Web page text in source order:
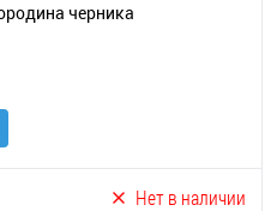
черника
Нет в наличии